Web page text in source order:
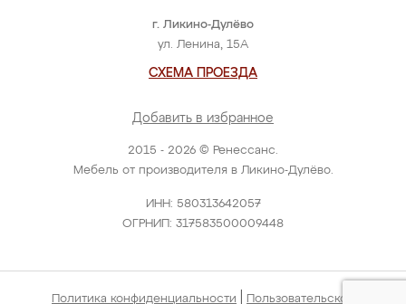
2015 - 2026 © Ренессанс.
Мебель от производителя в Ликино-Дулёво.
ИНН: 580313642057
ОГРНИП: 317583500009448
г. Ликино-Дулёво
ул. Ленина, 15А
СХЕМА ПРОЕЗДА
Добавить в избранное
Политика конфиденциальности Пользовательское